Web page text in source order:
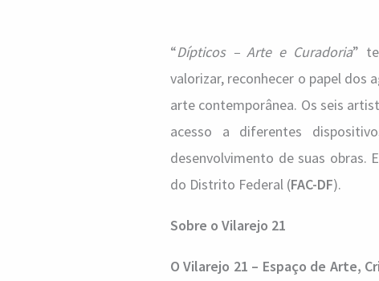
“Dípticos – Arte e Curadoria”
valorizar, reconhecer o papel dos
arte contemporânea. Os seis
acesso a diferentes
desenvolvimento de suas obras.
do Distrito Federal (FAC-DF).
Sobre o Vilarejo 21
O Vilarejo 21 – Espaço de Arte,